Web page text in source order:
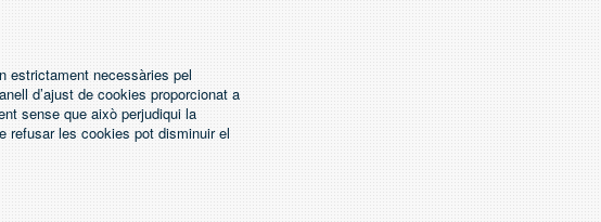
estrictament necessàries pel
d’ajust de cookies proporcionat a
sense que això perjudiqui la
refusar les cookies pot disminuir el